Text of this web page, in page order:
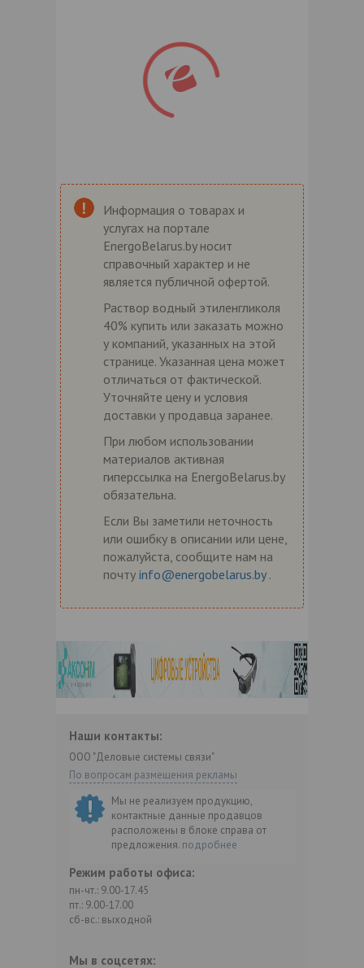
Информация о товарах и
услугах на портале
EnergoBelarus.by носит
справочный характер и не
является публичной офертой.
Раствор водный этиленгликоля
40% купить или заказать можно
у компаний, указанных на этой
странице. Указанная цена может
отличаться от фактической.
Уточняйте цену и условия
доставки у продавца заранее.
При любом использовании
материалов активная
гиперссылка на EnergoBelarus.by
обязательна.
Если Вы заметили неточность
или ошибку в описании или цене,
пожалуйста, сообщите нам на
почту info@energobelarus.by .
Наши контакты:
ООО "Деловые системы связи"
По вопросам размещения рекламы
Мы не реализуем продукцию,
контактные данные продавцов
расположены в блоке справа от
предложения. подробнее
Режим работы офиса:
пн-чт.: 9.00-17.45
пт.: 9.00-17.00
сб-вс.: выходной
Мы в соцсетях: